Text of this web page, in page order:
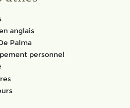
anglais
Palma
personnel